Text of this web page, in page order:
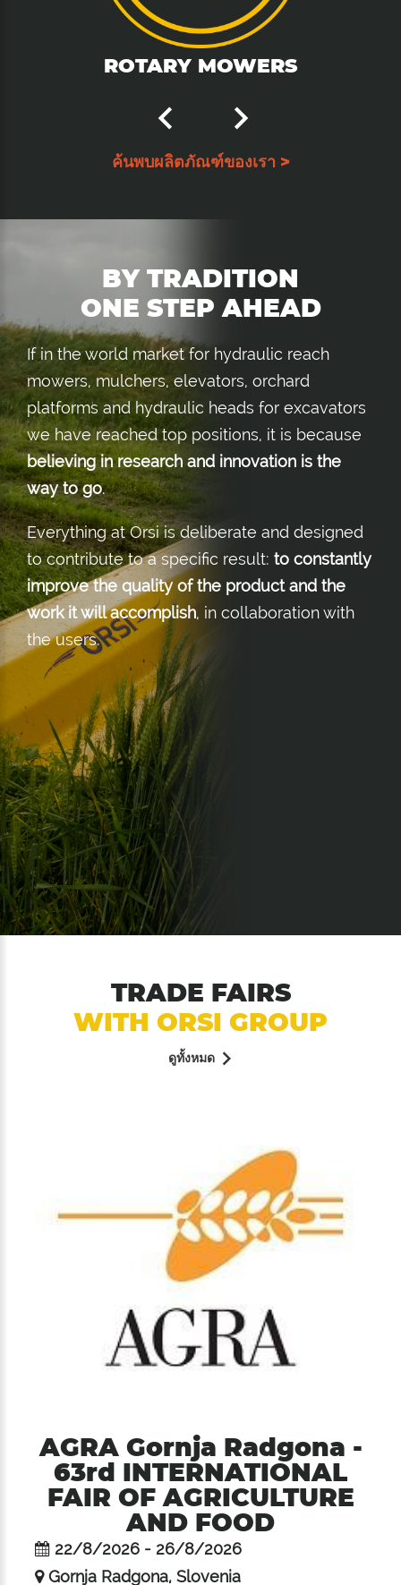
ROTARY MOWERS
ค้นพบผลิตภัณฑ์ของเรา >
BY TRADITION
ONE STEP AHEAD
If in the world market for hydraulic reach
mowers, mulchers, elevators, orchard
platforms and hydraulic heads for excavators
we have reached top positions, it is because
believing in research and innovation is the
way to go.
Everything at Orsi is deliberate and designed
to contribute to a specific result: to constantly
improve the quality of the product and the
work it will accomplish, in collaboration with
the users.
TRADE FAIRS
WITH ORSI GROUP
ดูทั้งหมด
AGRA Gornja Radgona -
63rd INTERNATIONAL
FAIR OF AGRICULTURE
AND FOOD
22/8/2026 - 26/8/2026
Gornja Radgona, Slovenia